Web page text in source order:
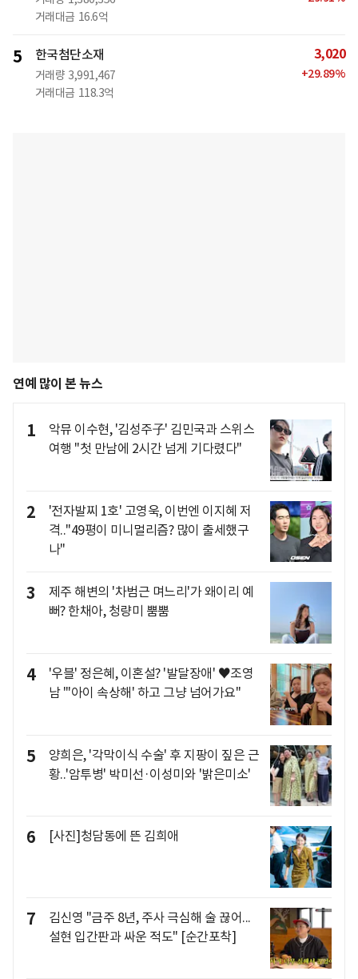
거래대금 16.6억
5 한국첨단소재
거래량 3,991,467
거래대금 118.3억
3,020
+29.89%
연예 많이 본 뉴스
1
악뮤 이수현, '김성주子' 김민국과 스위스
여행 "첫 만남에 2시간 넘게 기다렸다"
2
'전자발찌 1호' 고영욱, 이번엔 이지혜 저
격.."49평이 미니멀리즘? 많이 출세했구
나"
3
제주 해변의 '차범근 며느리'가 왜이리 예
뻐? 한채아, 청량미 뿜뿜
4
'우블' 정은혜, 이혼설? '발달장애' ♥조영
남 "'아이 속상해' 하고 그냥 넘어가요"
5
양희은, '각막이식 수술' 후 지팡이 짚은 근
황..'암투병' 박미선·이성미와 '밝은미소'
6 [사진]청담동에 뜬 김희애
7
김신영 "금주 8년, 주사 극심해 술 끊어...
설현 입간판과 싸운 적도" [순간포착]